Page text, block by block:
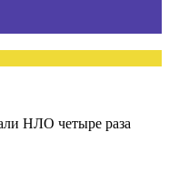
НЛО четыре раза